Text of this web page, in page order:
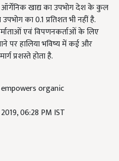
खाद्य का उपभोग देश के कुल
का 0.1 प्रतिशत भी नहीं है.
एवं विपणनकर्ताओं के लिए
पर हालिया भविष्य में कई और
प्रशस्ते होता है.
organic
06:28 PM IST